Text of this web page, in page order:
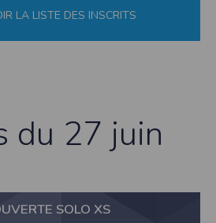
LA LISTE DES INSCRITS
du 27 juin
SOLO XS